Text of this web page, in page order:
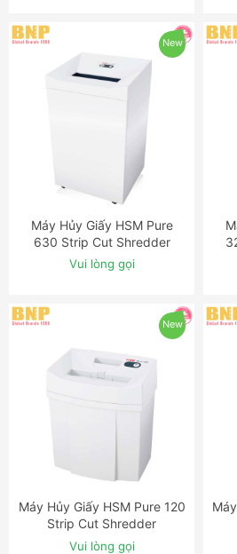
New
ĐẶT NGAY
Máy Hủy Giấy HSM Pure
630 Strip Cut Shredder
Vui lòng gọi
New
ĐẶT NGAY
Máy Hủy Giấy HSM Pure 120
Strip Cut Shredder
Vui lòng gọi